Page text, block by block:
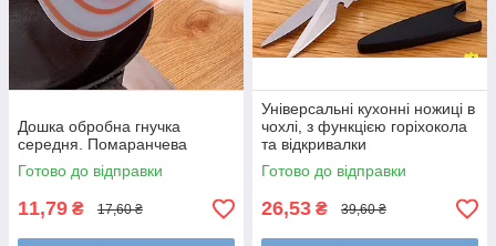
Дошка обробна гнучка
середня. Помаранчева
Готово до відправки
11,79 ₴ 17,60 ₴
Універсальні кухонні ножиці в
чохлі, з функцією горіхокола
та відкривалки
Готово до відправки
26,53 ₴ 39,60 ₴